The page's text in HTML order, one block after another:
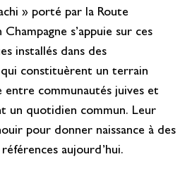
» porté par la Route
s’appuie sur ces
installés dans des
qui constituèrent un terrain
entre communautés juives et
un quotidien commun. Leur
pour donner naissance à des
aujourd’hui.